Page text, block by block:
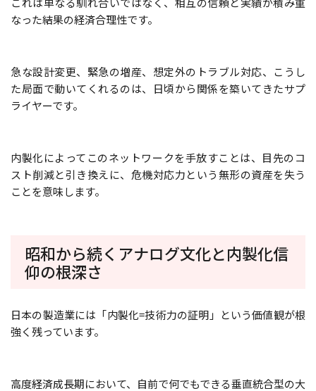
なった結果の経済合理性です。
急な設計変更、緊急の増産、想定外のトラブル対応、こうし
た局面で動いてくれるのは、日頃から関係を築いてきたサプ
ライヤーです。
内製化によってこのネットワークを手放すことは、目先のコ
スト削減と引き換えに、危機対応力という無形の資産を失う
ことを意味します。
昭和から続くアナログ文化と内製化信
仰の根深さ
日本の製造業には「内製化=技術力の証明」という価値観が根
強く残っています。
高度経済成長期において、自前で何でもできる垂直統合型の大